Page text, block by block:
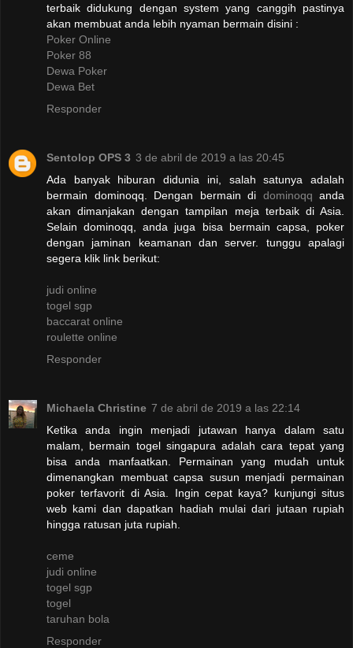
terbaik didukung dengan system yang canggih pastinya
akan membuat anda lebih nyaman bermain disini :
Poker Online
Poker 88
Dewa Poker
Dewa Bet
Responder
Sentolop OPS 3 3 de abril de 2019 a las 20:45
Ada banyak hiburan didunia ini, salah satunya adalah
bermain dominoqq. Dengan bermain di dominoqq anda
akan dimanjakan dengan tampilan meja terbaik di Asia.
Selain dominoqq, anda juga bisa bermain capsa, poker
dengan jaminan keamanan dan server. tunggu apalagi
segera klik link berikut:
judi online
togel sgp
baccarat online
roulette online
Responder
Michaela Christine 7 de abril de 2019 a las 22:14
Ketika anda ingin menjadi jutawan hanya dalam satu
malam, bermain togel singapura adalah cara tepat yang
bisa anda manfaatkan. Permainan yang mudah untuk
dimenangkan membuat capsa susun menjadi permainan
poker terfavorit di Asia. Ingin cepat kaya? kunjungi situs
web kami dan dapatkan hadiah mulai dari jutaan rupiah
hingga ratusan juta rupiah.
ceme
judi online
togel sgp
togel
taruhan bola
Responder